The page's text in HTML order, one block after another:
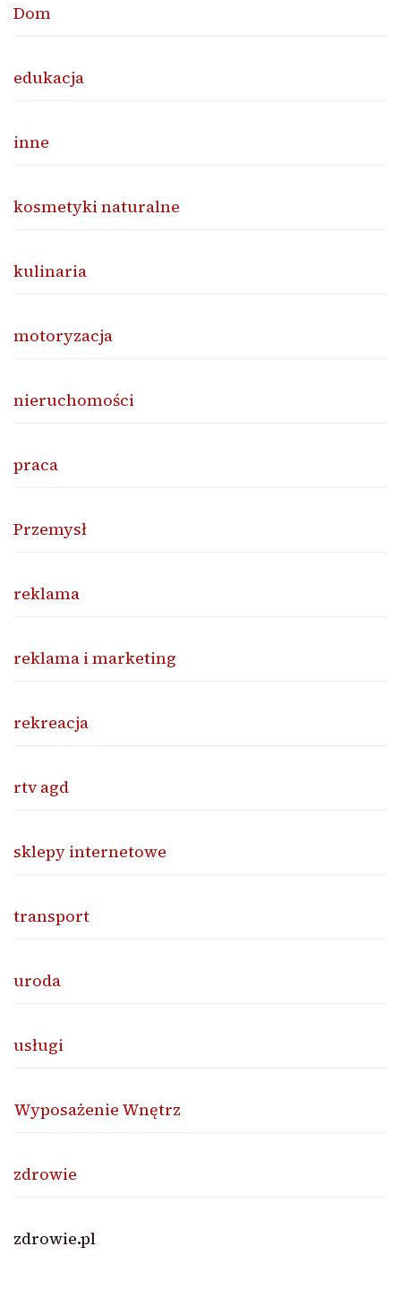
Dom
edukacja
inne
kosmetyki naturalne
kulinaria
motoryzacja
nieruchomości
praca
Przemysł
reklama
reklama i marketing
rekreacja
rtv agd
sklepy internetowe
transport
uroda
usługi
Wyposażenie Wnętrz
zdrowie
zdrowie.pl